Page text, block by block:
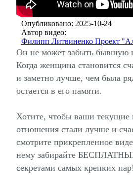
Опубликовано: 2025-10-24
Автор видео:
Филипп Литвиненко Проект
Он не может забыть бывшую
Когда женщина становится
и заметно лучше, чем была
остается в его памяти.
Хотите, чтобы ваши текущие
отношения стали лучше и
смотрите прикрепленное
нему забирайте
секретами самых крепких пар!